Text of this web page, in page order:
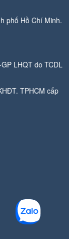
phố Hồ Chí Minh.
LHQT do TCDL
TPHCM cấp